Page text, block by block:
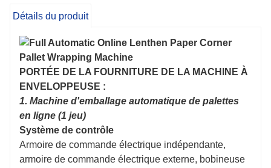
Détails du produit
PORTÉE DE LA FOURNITURE DE LA MACHINE À
ENVELOPPEUSE :
1. Machine d'emballage automatique de palettes
en ligne (1 jeu)
Système de contrôle
Armoire de commande électrique indépendante,
armoire de commande électrique externe, bobineuse